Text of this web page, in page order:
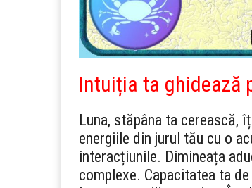
Intuiția ta ghidează
Luna, stăpâna ta cerească,
energiile din jurul tău cu o
interacțiunile. Dimineața
complexe. Capacitatea ta